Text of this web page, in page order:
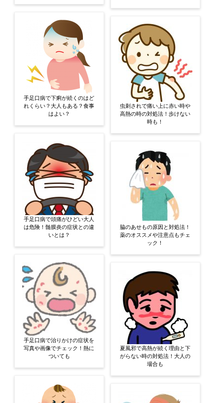
手足口病で下痢が続くのはど
れくらい？大人もある？食事
はよい？
手足口病で頭痛がひどい大人
は危険！髄膜炎の症状との違
いとは？
手足口病で治りかけの症状を
写真や画像でチェック！熱に
ついても
虫刺されで痛い上に赤い時や
高熱の時の対処法！歩けない
時も！
脇のあせもの原因と対処法！
薬のオススメや注意点もチェ
ック！
夏風邪で高熱が続く理由と下
がらない時の対処法！大人の
場合も